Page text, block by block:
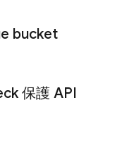
bucket
保護 API